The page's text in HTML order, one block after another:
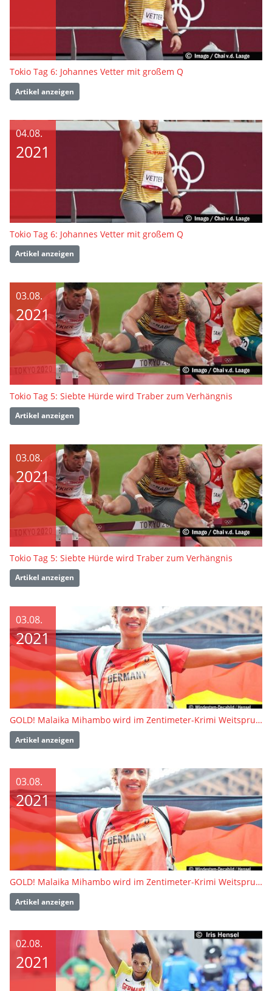
Tokio Tag 6: Johannes Vetter mit großem Q
Artikel anzeigen
04.08.
2021
Tokio Tag 6: Johannes Vetter mit großem Q
Artikel anzeigen
03.08.
2021
Tokio Tag 5: Siebte Hürde wird Traber zum Verhängnis
Artikel anzeigen
03.08.
2021
Tokio Tag 5: Siebte Hürde wird Traber zum Verhängnis
Artikel anzeigen
03.08.
2021
GOLD! Malaika Mihambo wird im Zentimeter-Krimi Weitsprung-Olympiasiegerin
Artikel anzeigen
03.08.
2021
GOLD! Malaika Mihambo wird im Zentimeter-Krimi Weitsprung-Olympiasiegerin
Artikel anzeigen
02.08.
2021